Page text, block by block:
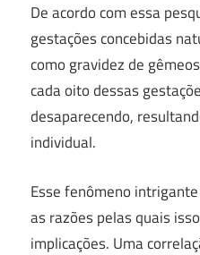
De acordo com essa
gestações concebidas
como gravidez de
cada oito dessas
desaparecendo,
individual.
Esse fenômeno
as razões pelas quais
implicações. Uma